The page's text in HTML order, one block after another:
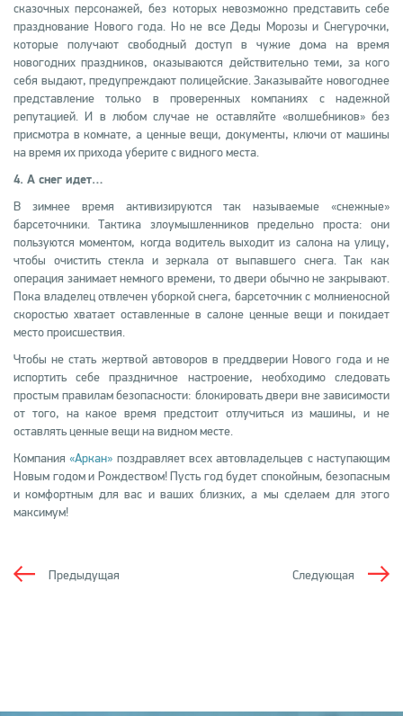
сказочных персонажей, без которых невозможно представить себе
празднование Нового года. Но не все Деды Морозы и Снегурочки,
которые получают свободный доступ в чужие дома на время
новогодних праздников, оказываются действительно теми, за кого
себя выдают, предупреждают полицейские. Заказывайте новогоднее
представление только в проверенных компаниях с надежной
репутацией. И в любом случае не оставляйте «волшебников» без
присмотра в комнате, а ценные вещи, документы, ключи от машины
на время их прихода уберите с видного места.
4. А снег идет…
В зимнее время активизируются так называемые «снежные»
барсеточники.Тактика злоумышленников предельно проста: они
пользуются моментом, когда водитель выходит из салона на улицу,
чтобы очистить стекла и зеркала от выпавшего снега. Так как
операция занимает немного времени, то двери обычно не закрывают.
Пока владелец отвлечен уборкой снега, барсеточник с молниеносной
скоростью хватает оставленные в салоне ценные вещи и покидает
место происшествия.
Чтобы не стать жертвой автоворов в преддверии Нового года и не
испортить себе праздничное настроение, необходимо следовать
простым правилам безопасности: блокировать двери вне зависимости
от того, на какое время предстоит отлучиться из машины, и не
оставлять ценные вещи на видном месте.
Компания«Аркан» поздравляет всех автовладельцев с наступающим
Новым годом и Рождеством! Пусть год будет спокойным, безопасным
и комфортным для вас и ваших близких, а мы сделаем для этого
максимум!
Следующая
Предыдущая